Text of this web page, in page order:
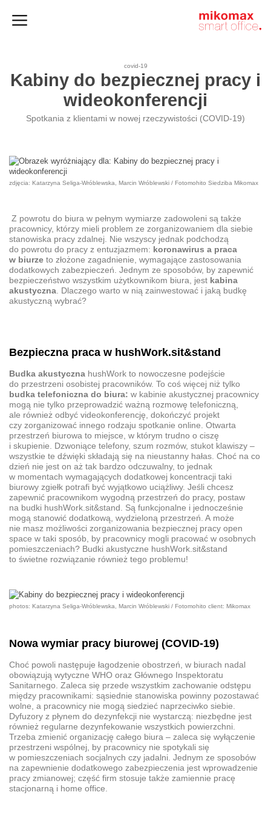
covid-19
Kabiny do bezpiecznej pracy i
wideokonferencji
Spotkania z klientami w nowej rzeczywistości (COVID-19)
zdjęcia: Katarzyna Seliga-Wróblewska, Marcin Wróblewski / Fotomohito Siedziba Mikomax
Z powrotu do biura w pełnym wymiarze zadowoleni są także
pracownicy, którzy mieli problem ze zorganizowaniem dla siebie
stanowiska pracy zdalnej. Nie wszyscy jednak podchodzą
do powrotu do pracy z entuzjazmem: koronawirus a praca
w biurze to złożone zagadnienie, wymagające zastosowania
dodatkowych zabezpieczeń. Jednym ze sposobów, by zapewnić
bezpieczeństwo wszystkim użytkownikom biura, jest kabina
akustyczna . Dlaczego warto w nią zainwestować i jaką budkę
akustyczną wybrać?
Bezpieczna praca w hushWork.sit&stand
Budka akustyczna hushWork to nowoczesne podejście
do przestrzeni osobistej pracowników. To coś więcej niż tylko
budka telefoniczna do biura: w kabinie akustycznej pracownicy
mogą nie tylko przeprowadzić ważną rozmowę telefoniczną,
ale również odbyć videokonferencję, dokończyć projekt
czy zorganizować innego rodzaju spotkanie online. Otwarta
przestrzeń biurowa to miejsce, w którym trudno o ciszę
i skupienie. Dzwoniące telefony, szum rozmów, stukot klawiszy –
wszystkie te dźwięki składają się na nieustanny hałas. Choć na co
dzień nie jest on aż tak bardzo odczuwalny, to jednak
w momentach wymagających dodatkowej koncentracji taki
biurowy zgiełk potrafi być wyjątkowo uciążliwy. Jeśli chcesz
zapewnić pracownikom wygodną przestrzeń do pracy, postaw
na budki hushWork.sit&stand. Są funkcjonalne i jednocześnie
mogą stanowić dodatkową, wydzieloną przestrzeń. A może
nie masz możliwości zorganizowania bezpiecznej pracy open
space w taki sposób, by pracownicy mogli pracować w osobnych
pomieszczeniach? Budki akustyczne hushWork.sit&stand
to świetne rozwiązanie również tego problemu!
photos: Katarzyna Seliga-Wróblewska, Marcin Wróblewski / Fotomohito client: Mikomax
Nowa wymiar pracy biurowej (COVID-19)
Choć powoli następuje łagodzenie obostrzeń, w biurach nadal
obowiązują wytyczne WHO oraz Głównego Inspektoratu
Sanitarnego. Zaleca się przede wszystkim zachowanie odstępu
między pracownikami: sąsiednie stanowiska powinny pozostawać
wolne, a pracownicy nie mogą siedzieć naprzeciwko siebie.
Dyfuzory z płynem do dezynfekcji nie wystarczą: niezbędne jest
również regularne dezynfekowanie wszystkich powierzchni.
Trzeba zmienić organizację całego biura – zaleca się wyłączenie
przestrzeni wspólnej, by pracownicy nie spotykali się
w pomieszczeniach socjalnych czy jadalni. Jednym ze sposobów
na zapewnienie dodatkowego zabezpieczenia jest wprowadzenie
pracy zmianowej; część firm stosuje także zamiennie pracę
stacjonarną i home office.